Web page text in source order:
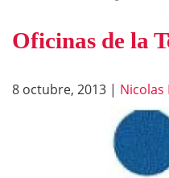
Oficinas de la
8 octubre, 2013 | Nicolas